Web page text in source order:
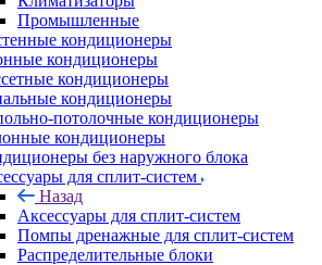
Промышленные
кондиционеры
кондиционеры
кондиционеры
кондиционеры
потолочные кондиционеры
кондиционеры
без наружного блока
для сплит-систем
Назад
Аксессуары для сплит-систем
Помпы дренажные для сплит-систем
Распределительные блоки